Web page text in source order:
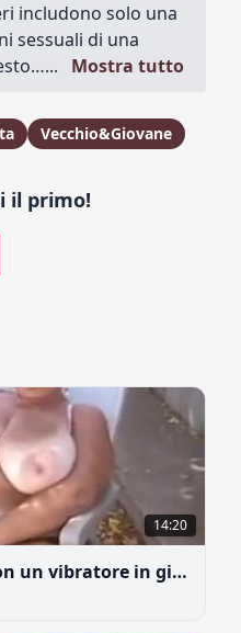
includono solo una
sessuali di una
Mostra tutto
Vecchio&Giovane
il primo!
14:20
Grassa che si diverte con un vibratore in giardino